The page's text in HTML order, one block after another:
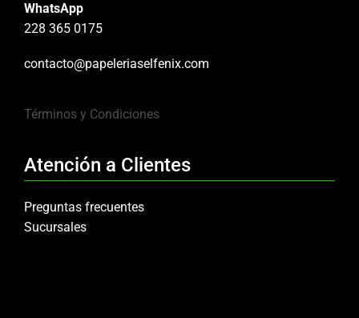
WhatsApp
228 365 0175
contacto@papeleriaselfenix.com
Términos y Condiciones
Atención a Clientes
Preguntas frecuentes
Sucursales